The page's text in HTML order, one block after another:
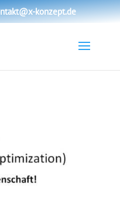
konzept.de